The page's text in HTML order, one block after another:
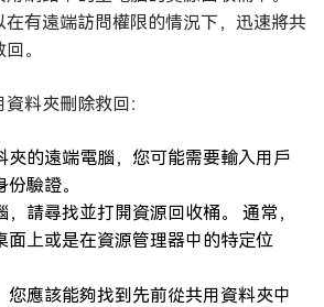
有遠端訪問權限的情況下，迅速將共
。
料夾刪除救回：
夾的遠端電腦，您可能需要輸入用戶
驗證。
請尋找並打開資源回收桶。 通常，
面上或是在資源管理器中的特定位
您應該能夠找到先前從共用資料夾中